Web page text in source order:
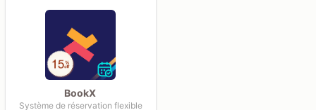
BookX
Système de réservation flexible